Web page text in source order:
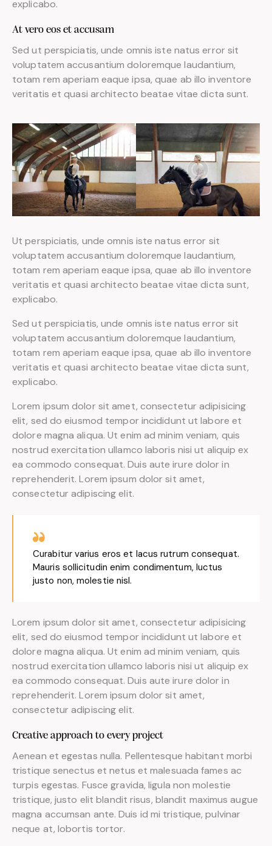
explicabo.
At vero eos et accusam
Sed ut perspiciatis, unde omnis iste natus error sit
voluptatem accusantium doloremque laudantium,
totam rem aperiam eaque ipsa, quae ab illo inventore
veritatis et quasi architecto beatae vitae dicta sunt.
Ut perspiciatis, unde omnis iste natus error sit
voluptatem accusantium doloremque laudantium,
totam rem aperiam eaque ipsa, quae ab illo inventore
veritatis et quasi architecto beatae vitae dicta sunt,
explicabo.
Sed ut perspiciatis, unde omnis iste natus error sit
voluptatem accusantium doloremque laudantium,
totam rem aperiam eaque ipsa, quae ab illo inventore
veritatis et quasi architecto beatae vitae dicta sunt,
explicabo.
Lorem ipsum dolor sit amet, consectetur adipisicing
elit, sed do eiusmod tempor incididunt ut labore et
dolore magna aliqua. Ut enim ad minim veniam, quis
nostrud exercitation ullamco laboris nisi ut aliquip ex
ea commodo consequat. Duis aute irure dolor in
reprehenderit. Lorem ipsum dolor sit amet,
consectetur adipiscing elit.
Curabitur varius eros et lacus rutrum consequat.
Mauris sollicitudin enim condimentum, luctus
justo non, molestie nisl.
Lorem ipsum dolor sit amet, consectetur adipisicing
elit, sed do eiusmod tempor incididunt ut labore et
dolore magna aliqua. Ut enim ad minim veniam, quis
nostrud exercitation ullamco laboris nisi ut aliquip ex
ea commodo consequat. Duis aute irure dolor in
reprehenderit. Lorem ipsum dolor sit amet,
consectetur adipiscing elit.
Creative approach to every project
Aenean et egestas nulla. Pellentesque habitant morbi
tristique senectus et netus et malesuada fames ac
turpis egestas. Fusce gravida, ligula non molestie
tristique, justo elit blandit risus, blandit maximus augue
magna accumsan ante. Duis id mi tristique, pulvinar
neque at, lobortis tortor.